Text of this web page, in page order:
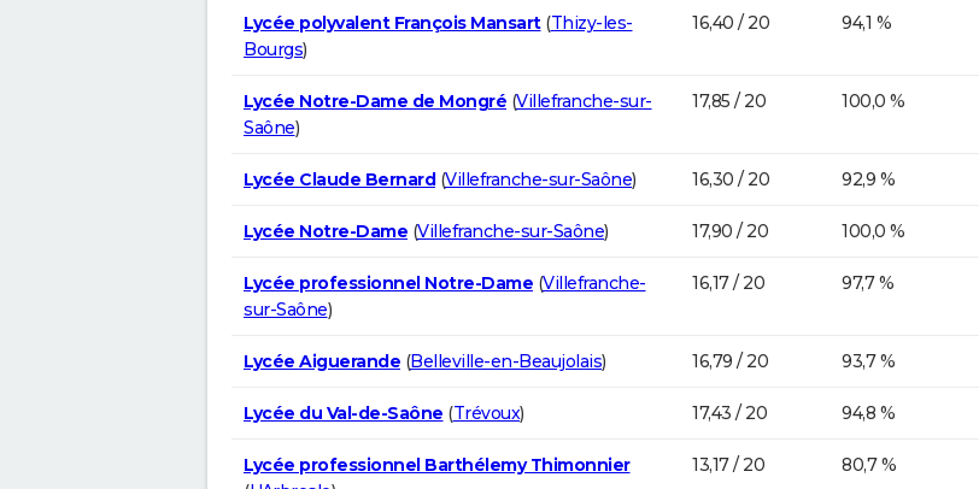
Lycée polyvalent François Mansart(Thizy-les-
Bourgs)
16,40 / 20 94,1 %
Lycée Notre-Dame de Mongré (Villefranche-sur-
Saône)
17,85 / 20 100,0 %
Lycée Claude Bernard(Villefranche-sur-Saône) 16,30 / 20 92,9 %
Lycée Notre-Dame (Villefranche-sur-Saône) 17,90 / 20 100,0 %
Lycée professionnel Notre-Dame (Villefranche-
sur-Saône)
16,17 / 20 97,7 %
Lycée Aiguerande (Belleville-en-Beaujolais) 16,79 / 20 93,7 %
Lycée du Val-de-Saône (Trévoux) 17,43 / 20 94,8 %
Lycée professionnel Barthélemy Thimonnier
13,17 / 20 80,7 %